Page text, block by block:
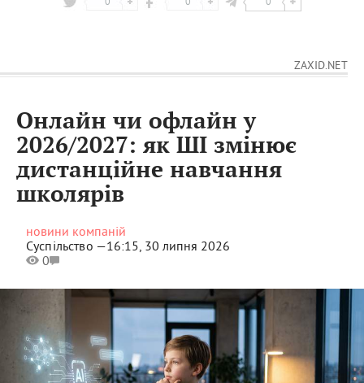
ZAXID.NET
Онлайн чи офлайн у
2026/2027: як ШІ змінює
дистанційне навчання
школярів
новини компаній
Суспільство —16:15, 30 липня 2026
0